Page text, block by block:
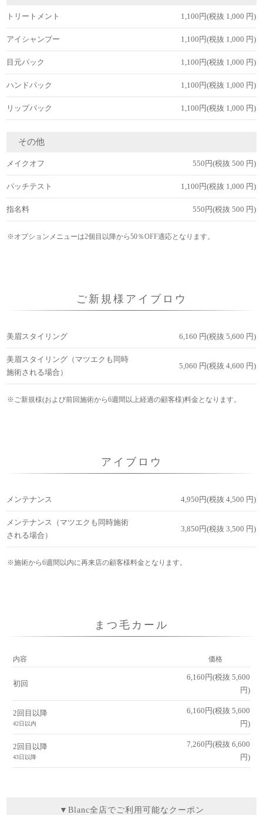
トリートメント 1,100円(税抜 1,000 円)
アイシャンプー 1,100円(税抜 1,000 円)
目元パック 1,100円(税抜 1,000 円)
ハンドパック 1,100円(税抜 1,000 円)
リップパック 1,100円(税抜 1,000 円)
その他
メイクオフ 550円(税抜 500 円)
パッチテスト 1,100円(税抜 1,000 円)
指名料 550円(税抜 500 円)
※オプションメニューは2個目以降から50％OFF適応となります。
ご新規様アイブロウ
美眉スタイリング 6,160 円(税抜 5,600 円)
美眉スタイリング（マツエクも同時
施術される場合）
5,060 円(税抜 4,600 円)
※ご新規様(および前回施術から6週間以上経過の顧客様)料金となります。
アイブロウ
メンテナンス 4,950円(税抜 4,500 円)
メンテナンス（マツエクも同時施術
される場合）
3,850円(税抜 3,500 円)
※施術から6週間以内に再来店の顧客様料金となります。
まつ毛カール
内容 価格
初回
6,160円(税抜 5,600
円)
2回目以降
42日以内
6,160円(税抜 5,600
円)
2回目以降
43日以降
7,260円(税抜 6,600
円)
▼Blanc全店でご利用可能なクーポン